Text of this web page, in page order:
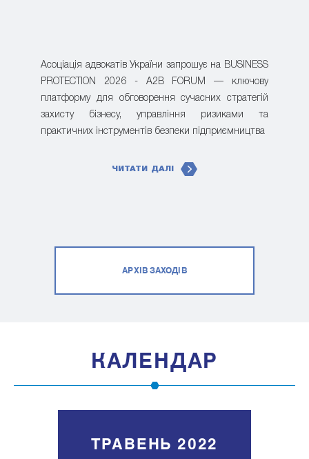
Асоціація адвокатів України запрошує на BUSINESS
PROTECTION 2026 - A2B FORUM — ключову
платформу для обговорення сучасних стратегій
захисту бізнесу, управління ризиками та
практичних інструментів безпеки підприємництва
ЧИТАТИ ДАЛІ
АРХІВ ЗАХОДІВ
КАЛЕНДАР
ТРАВЕНЬ 2022